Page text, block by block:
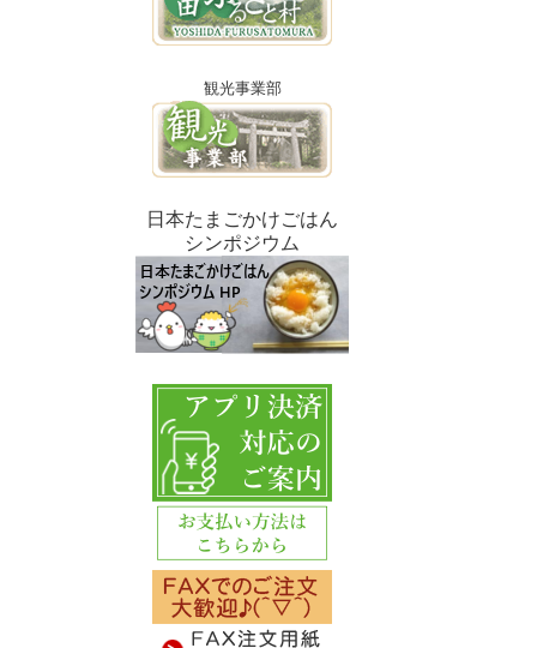
観光事業部
日本たまごかけごはん
シンポジウム